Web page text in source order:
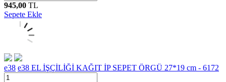
945,00 TL
Sepete Ekle
e38 e38 EL İŞÇİLİĞİ KAĞIT İP SEPET ÖRGÜ 27*19 cm - 6172